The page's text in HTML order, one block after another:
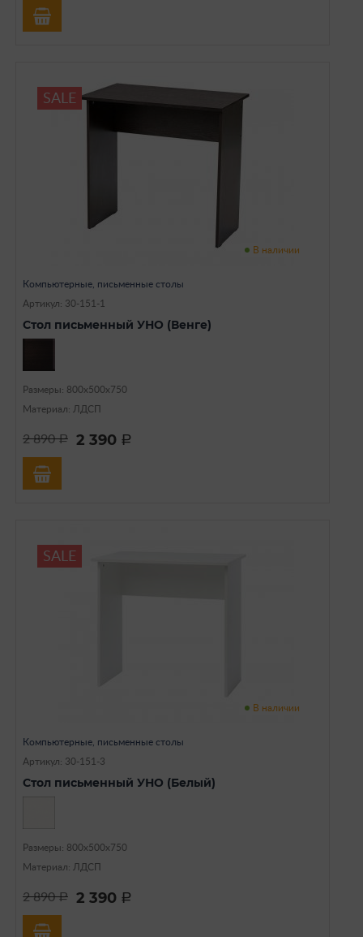
SALE
В наличии
Компьютерные, письменные столы
Артикул: 30-151-1
Стол письменный УНО (Венге)
Размеры: 800х500х750
Материал: ЛДСП
2 890a 2 390 a
SALE
В наличии
Компьютерные, письменные столы
Артикул: 30-151-3
Стол письменный УНО (Белый)
Размеры: 800х500х750
Материал: ЛДСП
2 890a 2 390 a